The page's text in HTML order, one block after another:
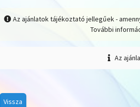
Az ajánlatok tájékoztató jellegűek -
További
Az
Vissza